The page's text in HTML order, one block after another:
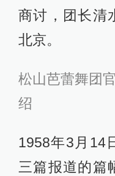
商讨，团长清
北京。
松山芭蕾舞团
绍
1958年3月14
三篇报道的篇